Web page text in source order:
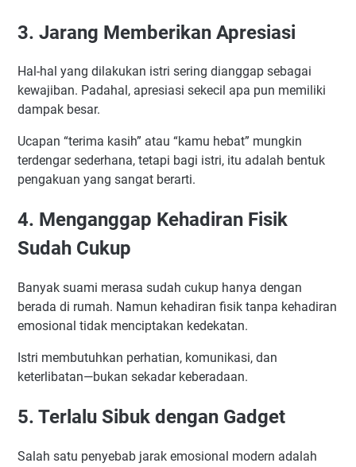
3. Jarang Memberikan Apresiasi
Hal-hal yang dilakukan istri sering dianggap sebagai
kewajiban. Padahal, apresiasi sekecil apa pun memiliki
dampak besar.
Ucapan “terima kasih” atau “kamu hebat” mungkin
terdengar sederhana, tetapi bagi istri, itu adalah bentuk
pengakuan yang sangat berarti.
4. Menganggap Kehadiran Fisik
Sudah Cukup
Banyak suami merasa sudah cukup hanya dengan
berada di rumah. Namun kehadiran fisik tanpa kehadiran
emosional tidak menciptakan kedekatan.
Istri membutuhkan perhatian, komunikasi, dan
keterlibatan—bukan sekadar keberadaan.
5. Terlalu Sibuk dengan Gadget
Salah satu penyebab jarak emosional modern adalah